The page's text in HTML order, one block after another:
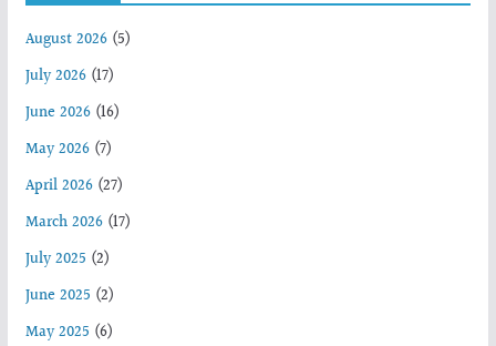
August 2026(5)
July 2026(17)
June 2026(16)
May 2026(7)
April 2026(27)
March 2026(17)
July 2025 (2)
June 2025 (2)
May 2025 (6)